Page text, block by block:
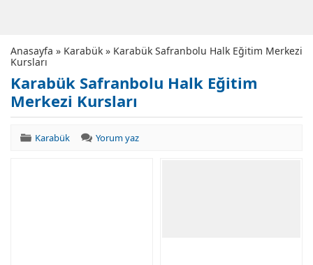
Anasayfa » Karabük » Karabük Safranbolu Halk Eğitim Merkezi
Kursları
Karabük Safranbolu Halk Eğitim
Merkezi Kursları
Karabük Yorum yaz